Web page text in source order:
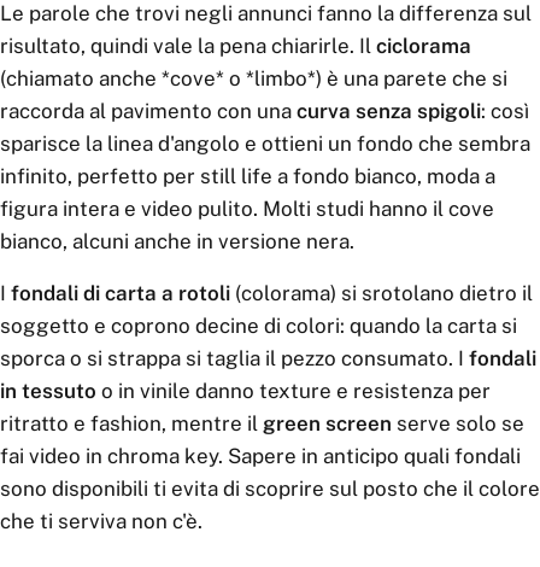
Le parole che trovi negli annunci fanno la differenza sul
risultato, quindi vale la pena chiarirle. Il ciclorama
(chiamato anche *cove* o *limbo*) è una parete che si
raccorda al pavimento con una curva senza spigoli: così
sparisce la linea d'angolo e ottieni un fondo che sembra
infinito, perfetto per still life a fondo bianco, moda a
figura intera e video pulito. Molti studi hanno il cove
bianco, alcuni anche in versione nera.
I fondali di carta a rotoli (colorama) si srotolano dietro il
soggetto e coprono decine di colori: quando la carta si
sporca o si strappa si taglia il pezzo consumato. I fondali
in tessuto o in vinile danno texture e resistenza per
ritratto e fashion, mentre il green screen serve solo se
fai video in chroma key. Sapere in anticipo quali fondali
sono disponibili ti evita di scoprire sul posto che il colore
che ti serviva non c'è.